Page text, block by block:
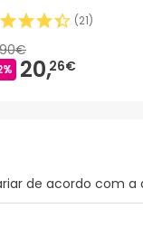
(21)
20,26€
de acordo com a